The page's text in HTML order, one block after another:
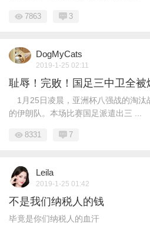
7863 3
DogMyCats
2019-1-25 02:11
耻辱！完败！国足三中卫全
1月25日凌晨，亚洲杯八强战的淘汰
的伊朗队。本场比赛国足派遣出三 ...
8331 7
Leila
2019-1-25 01:42
不是我们纳税人的钱
毕竟是你们纳税人的血汗